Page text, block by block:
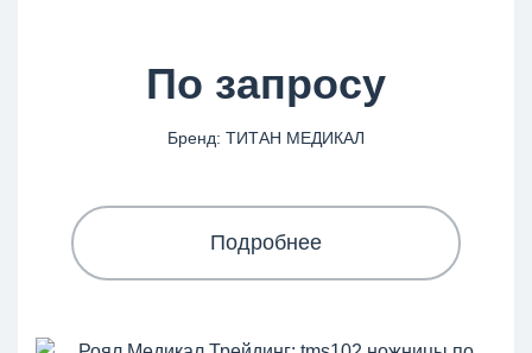
По запросу
Бренд: ТИТАН МЕДИКАЛ
Подробнее